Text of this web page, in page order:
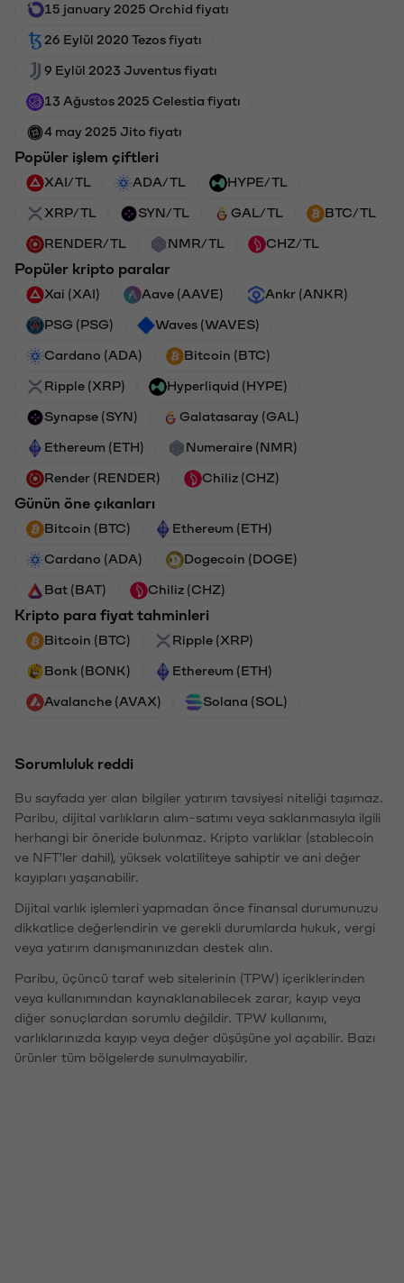
15 january 2025 Orchid fiyatı
26 Eylül 2020 Tezos fiyatı
9 Eylül 2023 Juventus fiyatı
13 Ağustos 2025 Celestia fiyatı
4 may 2025 Jito fiyatı
Popüler işlem çiftleri
XAI/TL ADA/TL HYPE/TL
XRP/TL SYN/TL GAL/TL BTC/TL
RENDER/TL NMR/TL CHZ/TL
Popüler kripto paralar
Xai (XAI) Aave (AAVE) Ankr (ANKR)
PSG (PSG) Waves (WAVES)
Cardano (ADA) Bitcoin (BTC)
Ripple (XRP) Hyperliquid (HYPE)
Synapse (SYN) Galatasaray (GAL)
Ethereum (ETH) Numeraire (NMR)
Render (RENDER) Chiliz (CHZ)
Günün öne çıkanları
Bitcoin (BTC) Ethereum (ETH)
Cardano (ADA) Dogecoin (DOGE)
Bat (BAT) Chiliz (CHZ)
Kripto para fiyat tahminleri
Bitcoin (BTC) Ripple (XRP)
Bonk (BONK) Ethereum (ETH)
Avalanche (AVAX) Solana (SOL)
Sorumluluk reddi
Bu sayfada yer alan bilgiler yatırım tavsiyesi niteliği taşımaz.
Paribu, dijital varlıkların alım-satımı veya saklanmasıyla ilgili
herhangi bir öneride bulunmaz. Kripto varlıklar (stablecoin
ve NFT'ler dahil), yüksek volatiliteye sahiptir ve ani değer
kayıpları yaşanabilir.
Dijital varlık işlemleri yapmadan önce finansal durumunuzu
dikkatlice değerlendirin ve gerekli durumlarda hukuk, vergi
veya yatırım danışmanınızdan destek alın.
Paribu, üçüncü taraf web sitelerinin (TPW) içeriklerinden
veya kullanımından kaynaklanabilecek zarar, kayıp veya
diğer sonuçlardan sorumlu değildir. TPW kullanımı,
varlıklarınızda kayıp veya değer düşüşüne yol açabilir. Bazı
ürünler tüm bölgelerde sunulmayabilir.